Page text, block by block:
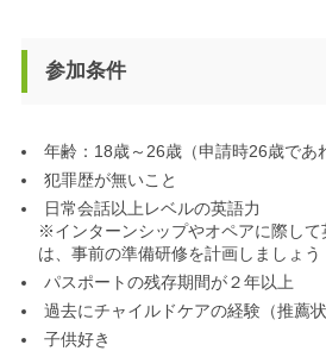
参加条件
年齢：18歳～26歳（申請時26歳であ
犯罪歴が無いこと
日常会話以上レベルの英語力
※インターンシップやオペアに際し
は、事前の準備研修を計画しましょう
パスポートの残存期間が２年以上
過去にチャイルドケアの経験（推薦状
子供好き